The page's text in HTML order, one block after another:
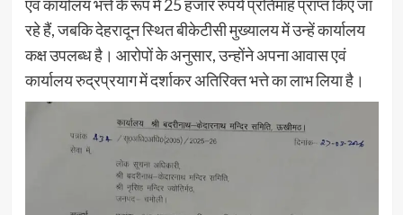
एवं कार्यालय भत्ते के रूप में 25 हजार रुपये प्रतिमाह प्राप्त किए जा
रहे हैं, जबकि देहरादून स्थित बीकेटीसी मुख्यालय में उन्हें कार्यालय
कक्ष उपलब्ध है। आरोपों के अनुसार, उन्होंने अपना आवास एवं
कार्यालय रुद्रप्रयाग में दर्शाकर अतिरिक्त भत्ते का लाभ लिया है।